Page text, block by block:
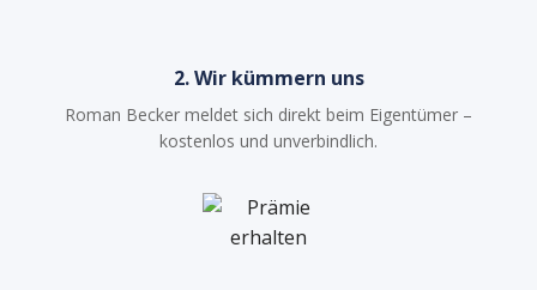
2. Wir kümmern uns
Roman Becker meldet sich direkt beim Eigentümer –
kostenlos und unverbindlich.